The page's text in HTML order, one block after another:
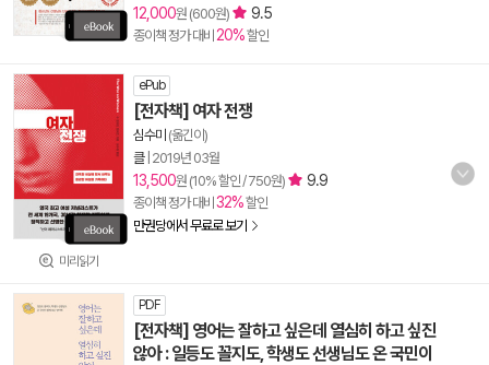
12,000원 (600원) 9.5
종이책 정가 대비 20%할인
미리읽기
ePub
[전자책] 여자 전쟁
심수미 (옮긴이)
클| 2019년 03월
13,500원 (10% 할인 / 750원) 9.9
종이책 정가 대비 32%할인
만권당에서 무료로 보기
PDF
[전자책] 영어는 잘하고 싶은데 열심히 하고 싶진
않아 : 일등도 꼴지도, 학생도 선생님도 온 국민이